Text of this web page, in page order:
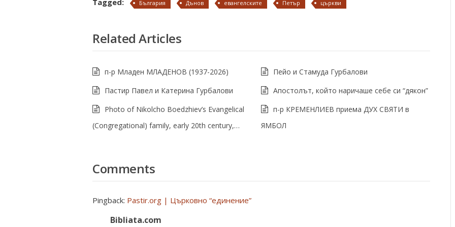
Tagged: България Дънов евангелските Петър църкви
Related Articles
п-р Младен МЛАДЕНОВ (1937-2026)
Пейо и Стамуда Гурбалови
Пастир Павел и Катерина Гурбалови
Апостолът, който наричаше себе си “дякон”
Photo of Nikolcho Boedzhiev’s Evangelical
(Congregational) family, early 20th century,…
п-р КРЕМЕНЛИЕВ приема ДУХ СВЯТИ в
ЯМБОЛ
Comments
Pingback: Pastir.org | Църковно “единение”
Bibliata.com